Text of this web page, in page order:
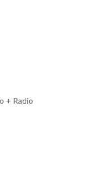
+ Radio